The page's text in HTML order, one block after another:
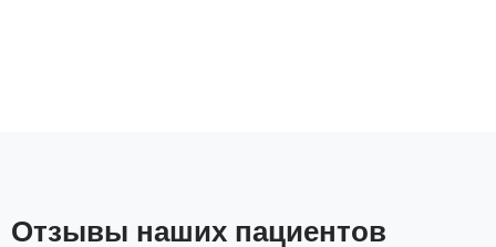
Отзывы наших пациентов